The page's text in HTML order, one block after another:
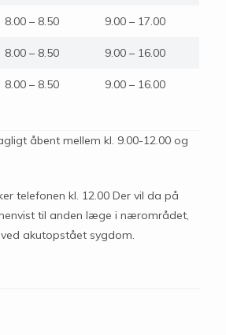
8.00 – 8.50 9.00 – 17.00
8.00 – 8.50 9.00 – 16.00
8.00 – 8.50 9.00 – 16.00
åbent mellem kl. 9.00-12.00 og
telefonen kl. 12.00 Der vil da på
til anden læge i nærområdet,
akutopstået sygdom.